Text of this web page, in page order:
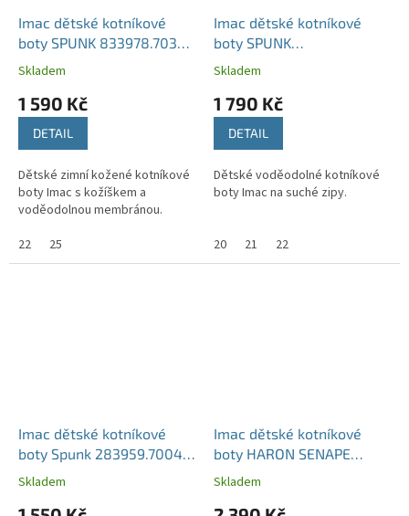
Imac dětské kotníkové
boty SPUNK 833978.7030
Blue/Red
Skladem
1 590 Kč
DETAIL
Dětské zimní kožené kotníkové
boty Imac s kožíškem a
voděodolnou membránou.
22
25
Imac dětské kotníkové
boty SPUNK
483768.7004.038 dark
Skladem
1 790 Kč
DETAIL
Dětské voděodolné kotníkové
boty Imac na suché zipy.
20 21 22
Imac dětské kotníkové
boty Spunk 283959.7004
Grigio/Ocra
Skladem
Imac dětské kotníkové
boty HARON SENAPE
481798.7057.009-023
Skladem